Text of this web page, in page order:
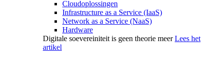
Cloudoplossingen
Infrastructure as a Service (IaaS)
Network as a Service (NaaS)
Hardware
Digitale soevereiniteit is geen theorie meer Lees het
artikel